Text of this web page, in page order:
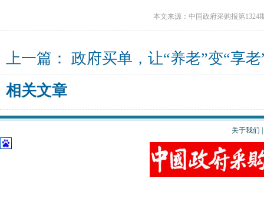
本文来源：中国政府采购报第1324
上一篇： 政府买单，让“养老”变“享老
相关文章
关于我们